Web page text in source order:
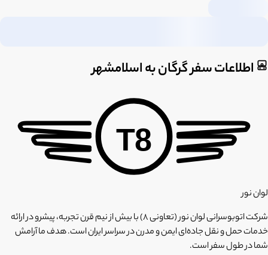
اطلاعات سفر گرگان به اسلامشهر
T8
لوان نور
شرکت اتوبوسرانی لوان نور (تعاونی ۸) با بیش از نیم قرن تجربه، پیشرو در ارائه
خدمات حمل و نقل جاده‌ای ایمن و مدرن در سراسر ایران است. هدف ما آرامش
شما در طول سفر است.